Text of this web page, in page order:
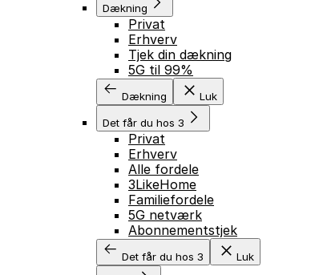
Dækning
Privat
Erhverv
Tjek din dækning
5G til 99%
Dækning Luk
Det får du hos 3
Privat
Erhverv
Alle fordele
3LikeHome
Familiefordele
5G netværk
Abonnementstjek
Det får du hos 3 Luk